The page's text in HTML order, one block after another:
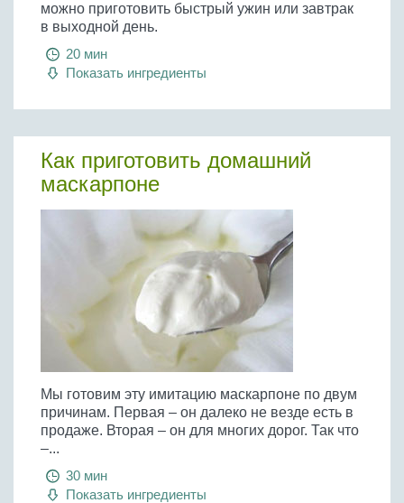
можно приготовить быстрый ужин или завтрак
в выходной день.
20 мин
Показать ингредиенты
Как приготовить домашний
маскарпоне
Мы готовим эту имитацию маскарпоне по двум
причинам. Первая – он далеко не везде есть в
продаже. Вторая – он для многих дорог. Так что
–...
30 мин
Показать ингредиенты